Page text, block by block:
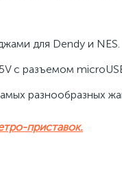
для Dendy и NES.
с разъемом
разнообразных
приставок.